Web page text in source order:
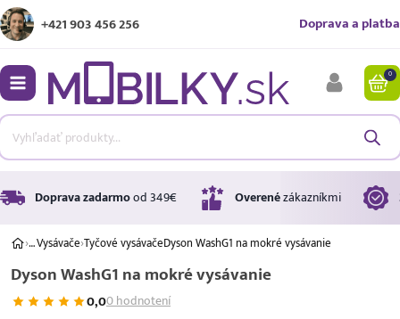
+421 903 456 256 Doprava a platba
0
Doprava zadarmood 349€ Overenézákazníkmi
›…Vysávače›Tyčové vysávačeDyson WashG1 na mokré vysávanie
Dyson WashG1 na mokré vysávanie
0,00 hodnotení